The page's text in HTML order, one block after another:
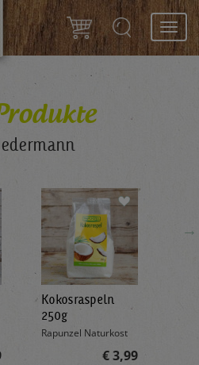
Kokosraspeln
250g
Rapunzel Naturkost
€ 3,99
→